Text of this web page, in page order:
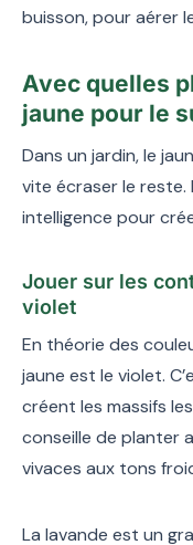
buisson, pour aérer
Avec quelles
jaune pour le
Dans un jardin, le
vite écraser le reste.
intelligence pour
Jouer sur les
violet
En théorie des
jaune est le violet.
créent les massifs
conseille de planter
vivaces aux tons
La lavande est un